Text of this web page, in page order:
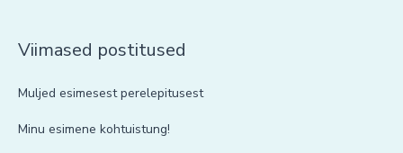
Viimased postitused
Muljed esimesest perelepitusest
Minu esimene kohtuistung!